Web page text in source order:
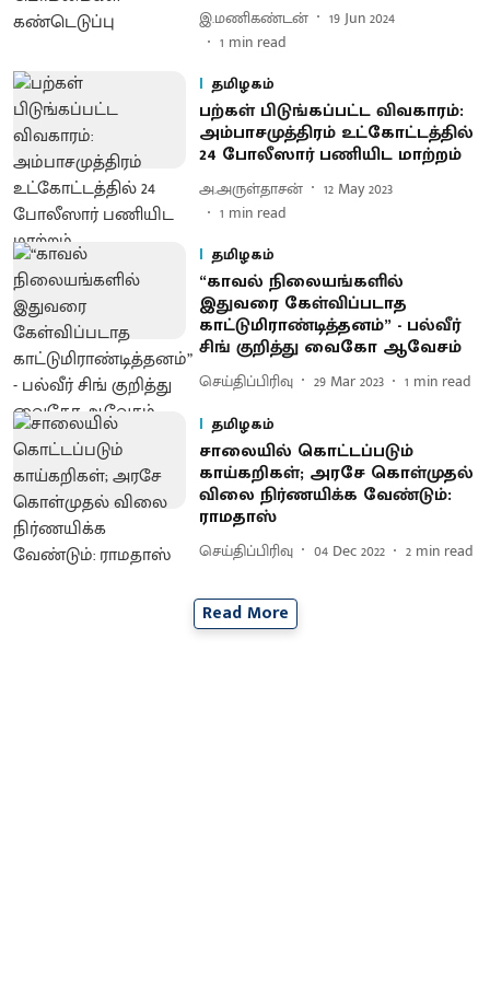
இ.மணிகண்டன்
19 Jun 2024
1 min read
தமிழகம்
பற்கள் பிடுங்கப்பட்ட விவகாரம்:
அம்பாசமுத்திரம் உட்கோட்டத்தில்
24 போலீஸார் பணியிட மாற்றம்
அ.அருள்தாசன்
12 May 2023
1 min read
தமிழகம்
“காவல் நிலையங்களில்
இதுவரை கேள்விப்படாத
காட்டுமிராண்டித்தனம்” - பல்வீர்
சிங் குறித்து வைகோ ஆவேசம்
செய்திப்பிரிவு 29 Mar 2023 1 min read
தமிழகம்
சாலையில் கொட்டப்படும்
காய்கறிகள்; அரசே கொள்முதல்
விலை நிர்ணயிக்க வேண்டும்:
ராமதாஸ்
செய்திப்பிரிவு 04 Dec 2022 2 min read
Read More